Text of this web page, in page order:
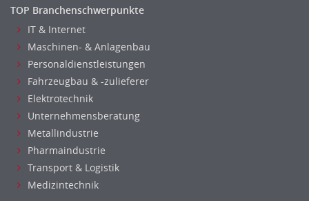
Brandschutz
Prozessmanagement
Qualitätsmanagement
Technische Dokumentation
Technischer Systemplaner, Bauzeichner
Veranstaltungstechnik
Technisches Gebäudemanagement (TGM)
TOP Branchenschwerpunkte
IT & Internet
Maschinen- & Anlagenbau
Personaldienstleistungen
Fahrzeugbau & -zulieferer
Elektrotechnik
Unternehmensberatung
Metallindustrie
Pharmaindustrie
Transport & Logistik
Medizintechnik